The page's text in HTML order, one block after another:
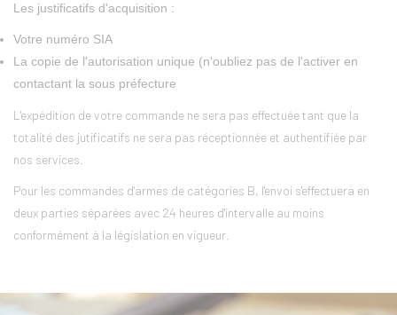
Les justificatifs d'acquisition :
Votre numéro SIA
La copie de l'autorisation unique (n'oubliez pas de l'activer en
contactant la sous préfecture
L'expédition de votre commande ne sera pas effectuée tant que la
totalité des jutificatifs ne sera pas réceptionnée et authentifiée par
nos services.
Pour les commandes d'armes de catégories B, l'envoi s'effectuera en
deux parties séparées avec 24 heures d'intervalle au moins
conformément à la législation en vigueur.